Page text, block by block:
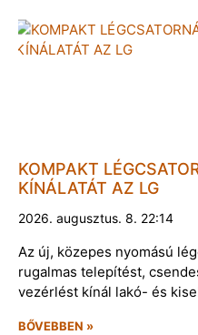
KOMPAKT
KÍNÁLATÁT AZ LG
2026. augusztus. 8. 22:14
Az új, közepes nyomású
rugalmas telepítést,
vezérlést kínál lakó- és
BŐVEBBEN »